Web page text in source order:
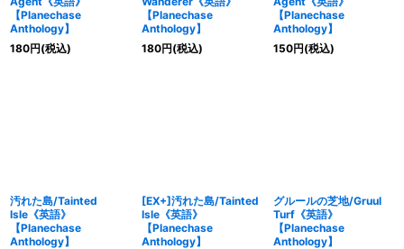
【Planechase
Anthology】
180円(税込)
【Planechase
Anthology】
180円(税込)
【Planechase
Anthology】
150円(税込)
汚れた島/Tainted
Isle《英語》
【Planechase
Anthology】
[EX+]汚れた島/Tainted
Isle《英語》
【Planechase
Anthology】
グルールの芝地/Gruul
Turf《英語》
【Planechase
Anthology】